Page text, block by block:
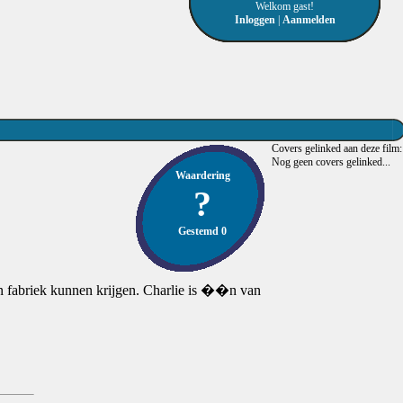
Waardering
?
Gestemd 0
fabriek kunnen krijgen. Charlie is ��n van
Covers gelinked aan deze film:
Nog geen covers gelinked...
Welkom gast!
Inloggen| Aanmelden